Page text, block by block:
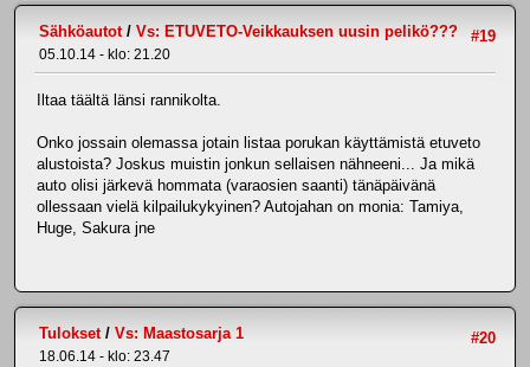
#19
Sähköautot/ Vs: ETUVETO-Veikkauksen uusin pelikö???
05.10.14 - klo: 21.20
Iltaa täältä länsi rannikolta.
Onko jossain olemassa jotain listaa porukan käyttämistä etuveto
alustoista? Joskus muistin jonkun sellaisen nähneeni... Ja mikä
auto olisi järkevä hommata (varaosien saanti) tänäpäivänä
ollessaan vielä kilpailukykyinen? Autojahan on monia: Tamiya,
Huge, Sakura jne
#20
Tulokset/ Vs: Maastosarja 1
18.06.14 - klo: 23.47